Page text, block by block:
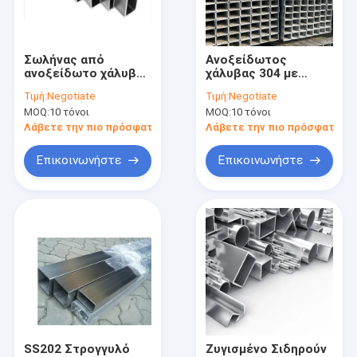
Σχετικά με εμάς
Επικοινωνήστε μαζί μας
Ειδήσεις
Επίπεδο φύλλο από ανοξείδωτο χάλυβα
τετραγωνικός σωλήνας ανοξείδωτου
Ορθογώνιος σωλήνας ανοξείδωτου
Σωλήνας από
ανοξείδωτο χάλυβα
συγκολλημένος
SS201 202 304 304L
316 316L
Τιμή:Negotiate
MOQ:10 τόνοι
Λάβετε την πιο πρόσφατη τιμή
Επικοινωνήστε
Ανοξείδωτος
χάλυβας 304 με
γυαλισμένο
ορθογώνιο σωλήνα
314 316
Τιμή:Negotiate
MOQ:10 τόνοι
Λάβετε την πιο πρόσφατη
Επικοινωνήστε
SS202 Στρογγυλό
Ζυγισμένο Σιδηρούν